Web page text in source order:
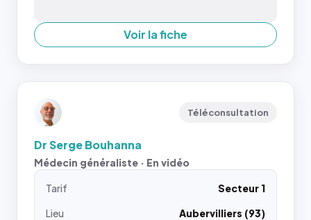
Voir la fiche
Téléconsultation
Dr Serge Bouhanna
Médecin généraliste · En vidéo
Tarif
Secteur 1
Lieu
Aubervilliers (93)